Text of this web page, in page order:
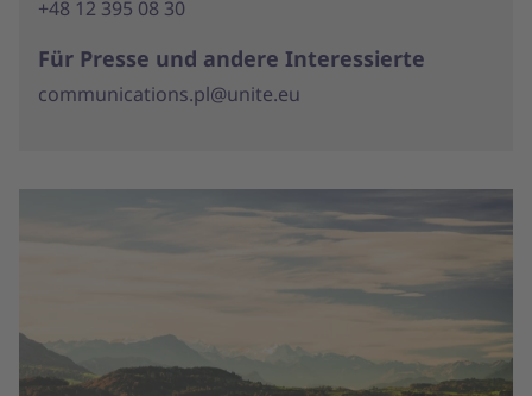
+48 12 395 08 30
Für Presse und andere Interessierte
communications.pl@unite.eu